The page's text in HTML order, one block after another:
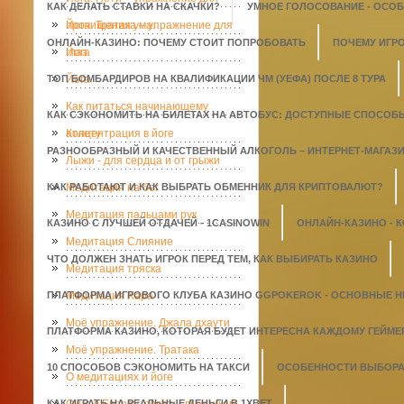
КАК ДЕЛАТЬ СТАВКИ НА СКАЧКИ? УМНОЕ ГОЛОСОВАНИЕ -
ОНЛАЙН-КАЗИНО: ПОЧЕМУ СТОИТ ПОПРОБОВАТЬ ПОЧЕМУ
ТОП БОМБАРДИРОВ НА КВАЛИФИКАЦИИ ЧМ (УЕФА) ПОСЛЕ 8 ТУРА
КАК СЭКОНОМИТЬ НА БИЛЕТАХ НА АВТОБУС: ДОСТУПНЫЕ
РАЗНООБРАЗНЫЙ И КАЧЕСТВЕННЫЙ АЛКОГОЛЬ – ИНТЕРНЕТ-
КАК РАБОТАЮТ И КАК ВЫБРАТЬ ОБМЕННИК ДЛЯ КРИПТОВАЛЮТ?
КАЗИНО С ЛУЧШЕЙ ОТДАЧЕЙ - 1СASINOWIN ОНЛАЙН-КАЗИНО -
ЧТО ДОЛЖЕН ЗНАТЬ ИГРОК ПЕРЕД ТЕМ, КАК ВЫБИРАТЬ КАЗИНО
ПЛАТФОРМА ИГРОВОГО КЛУБА КАЗИНО GGPOKEROK -
ПЛАТФОРМА КАЗИНО, КОТОРАЯ БУДЕТ ИНТЕРЕСНА КАЖДОМУ
10 СПОСОБОВ СЭКОНОМИТЬ НА ТАКСИ ОСОБЕННОСТИ
прочищения ума.
Йога. Тратака – упражнение для
глаз
Йога
Йога
Как питаться начинающему
атлету
Концентрация в йоге
Лыжи - для сердца и от грыжи
Медитация на бег
Медитация пальцами рук
Медитация Слияние
Медитация тряска
Медитация Хара
Моё упражнение. Джала дхаути
Моё упражнение. Тратака
О медитациях и йоге